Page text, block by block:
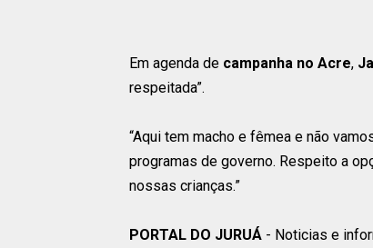
Em agenda de campanha no Acre,
respeitada”.
“Aqui tem macho e fêmea e não
programas de governo. Respeito a
nossas crianças.”
PORTAL DO JURUÁ - Noticias e